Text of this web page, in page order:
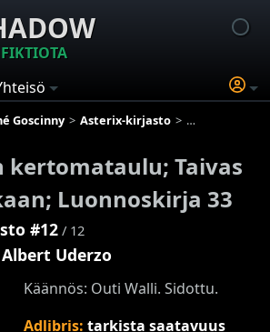
Goscinny Asterix-kirjasto Gallialainen
kertomataulu; Taivas
Luonnoskirja 33
#12 / 12
Albert Uderzo
Käännös: Outi Walli. Sidottu.
Adlibris: tarkista saatavuus